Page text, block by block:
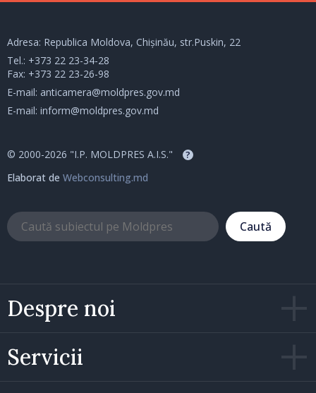
Despre noi
Servicii
Adresa: Republica Moldova, Chișinău, str.Puskin, 22
Tel.: +373 22 23-34-28
Fax: +373 22 23-26-98
E-mail: anticamera@moldpres.gov.md
E-mail: inform@moldpres.gov.md
© 2000-2026 "I.P. MOLDPRES A.I.S." ?
Elaborat de Webconsulting.md
Caută